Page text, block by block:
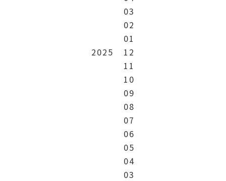
03
02
01
2025
12
11
10
09
08
07
06
05
04
03